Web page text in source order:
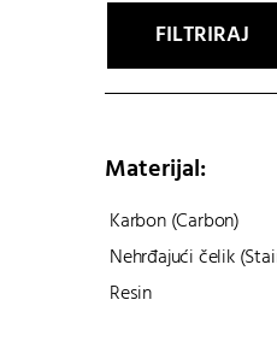
cijena
cijena
FILTRIRAJ
Materijal:
Karbon (Carbon)
Nehrđajući čelik
Resin